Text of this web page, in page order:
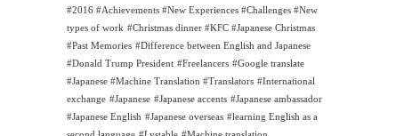
#2016 #Achievements #New Experiences #Challenges #New
types of work #Christmas dinner #KFC #Japanese Christmas
#Past Memories #Difference between English and Japanese
#Donald Trump President #Freelancers #Google translate
#Japanese #Machine Translation #Translators #International
exchange #Japanese #Japanese accents #Japanese ambassador
#Japanese English #Japanese overseas #learning English as a